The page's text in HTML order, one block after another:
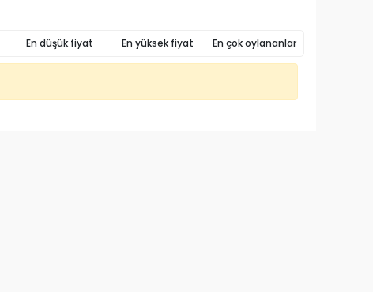
En düşük fiyat En yüksek fiyat En çok oylananlar